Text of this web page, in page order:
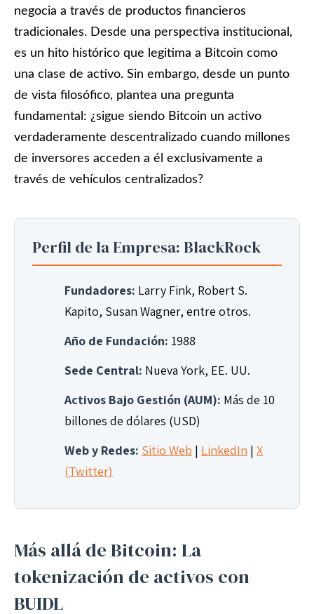
negocia a través de productos financieros
tradicionales. Desde una perspectiva institucional,
es un hito histórico que legitima a Bitcoin como
una clase de activo. Sin embargo, desde un punto
de vista filosófico, plantea una pregunta
fundamental: ¿sigue siendo Bitcoin un activo
verdaderamente descentralizado cuando millones
de inversores acceden a él exclusivamente a
través de vehículos centralizados?
Perfil de la Empresa: BlackRock
Fundadores: Larry Fink, Robert S.
Kapito, Susan Wagner, entre otros.
Año de Fundación: 1988
Sede Central: Nueva York, EE. UU.
Activos Bajo Gestión (AUM): Más de 10
billones de dólares (USD)
Web y Redes: Sitio Web | LinkedIn | X
(Twitter)
Más allá de Bitcoin: La
tokenización de activos con
BUIDL